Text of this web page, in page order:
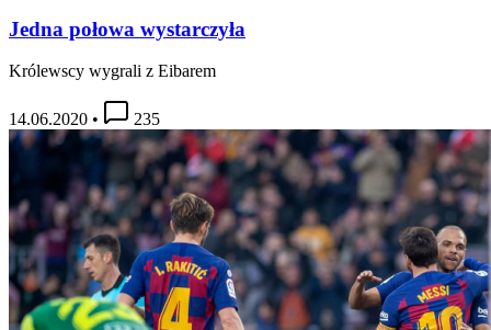
Jedna połowa wystarczyła
Królewscy wygrali z Eibarem
14.06.2020 • 235